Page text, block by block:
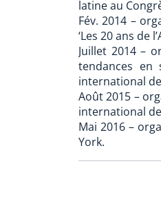
latine au
Fév. 2014 –
‘Les 20 ans de
Juillet 2014 –
tendances en
international
Août 2015 –
international
Mai 2016 –
York.